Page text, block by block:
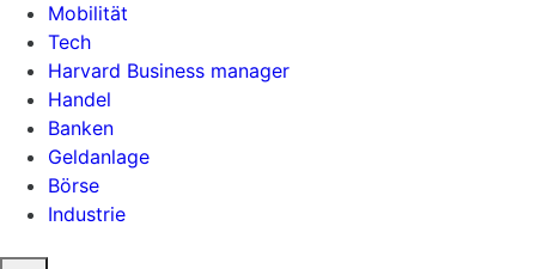
Mobilität
Tech
Harvard Business manager
Handel
Banken
Geldanlage
Börse
Industrie